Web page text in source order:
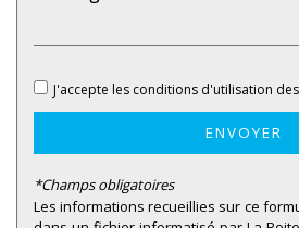
statistiques
Nombre d'habitants
Propriétaires (vs. locataires)
Taxe foncière
J'accepte les conditions d'utilisation
ENVOYER
*Champs obligatoires
Les informations recueillies sur ce